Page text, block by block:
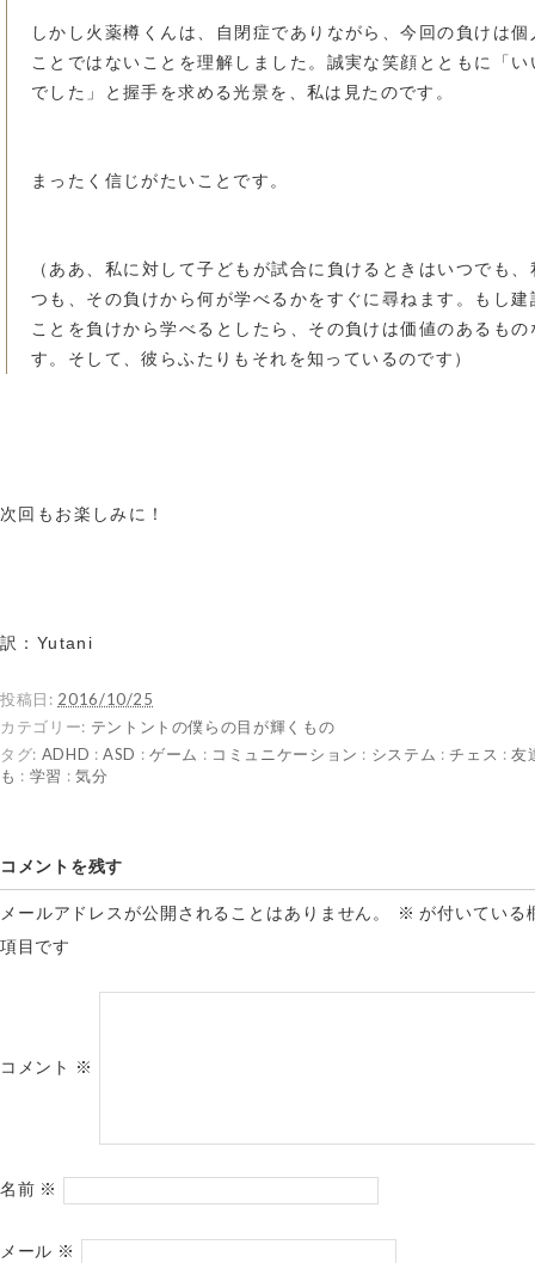
しかし火薬樽くんは、自閉症でありながら、今回の負けは個
ことではないことを理解しました。誠実な笑顔とともに「い
でした」と握手を求める光景を、私は見たのです。
まったく信じがたいことです。
（ああ、私に対して子どもが試合に負けるときはいつでも、
つも、その負けから何が学べるかをすぐに尋ねます。もし建
ことを負けから学べるとしたら、その負けは価値のあるもの
す。そして、彼らふたりもそれを知っているのです）
次回もお楽しみに！
訳：Yutani
投稿日: 2016/10/25
カテゴリー: テントントの僕らの目が輝くもの
タグ: ADHD :ASD :ゲーム : コミュニケーション : システム :チェス :友
も : 学習 : 気分
コメントを残す
メールアドレスが公開されることはありません。 ※ が付いている
項目です
コメント ※
名前 ※
メール ※